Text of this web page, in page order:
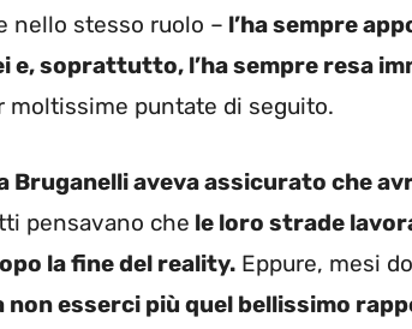
nello stesso ruolo – l’ha sempre
e, soprattutto, l’ha sempre resa
moltissime puntate di seguito.
Bruganelli aveva assicurato che
pensavano che le loro strade
la fine del reality. Eppure, mesi
non esserci più quel bellissimo